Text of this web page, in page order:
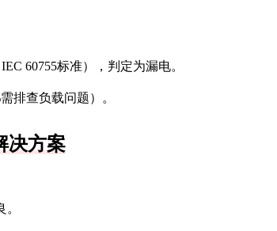
60755标准），判定为漏电。
排查负载问题）。
决方案